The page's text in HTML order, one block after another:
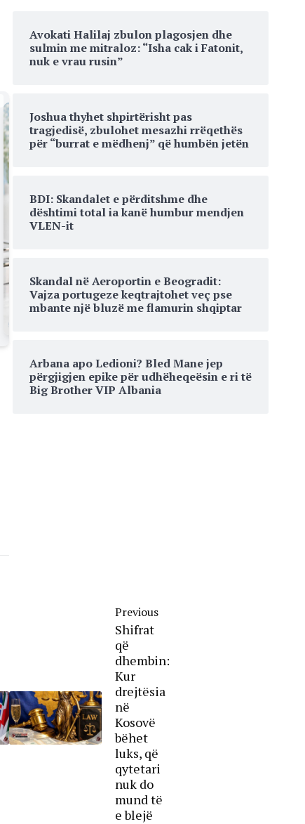
Previous
Shifrat
që
dhembin:
Kur
drejtësia
në
Kosovë
bëhet
luks, që
qytetari
nuk do
mund të
e blejë
Avokati Halilaj zbulon plagosjen dhe
sulmin me mitraloz: “Isha cak i Fatonit,
nuk e vrau rusin”
Joshua thyhet shpirtërisht pas
tragjedisë, zbulohet mesazhi rrëqethës
për “burrat e mëdhenj” që humbën jetën
BDI: Skandalet e përditshme dhe
dështimi total ia kanë humbur mendjen
VLEN-it
Skandal në Aeroportin e Beogradit:
Vajza portugeze keqtrajtohet veç pse
mbante një bluzë me flamurin shqiptar
Arbana apo Ledioni? Bled Mane jep
përgjigjen epike për udhëheqeësin e ri të
Big Brother VIP Albania